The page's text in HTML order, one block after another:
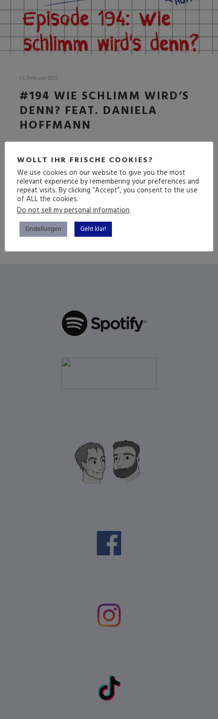
13. Februar 2025
#194 WIE SCHLIMM WIRD’S
DENN? FEAT. DANIELA
HOFFMANN
DIE PROPHETISCHE FOLGE
(mehr …)
WOLLT IHR FRISCHE COOKIES?
We use cookies on our website to give you the most
relevant experience by remembering your preferences and
repeat visits. By clicking “Accept”, you consent to the use
of ALL the cookies.
Do not sell my personal information.
Einstellungen Geht klar!